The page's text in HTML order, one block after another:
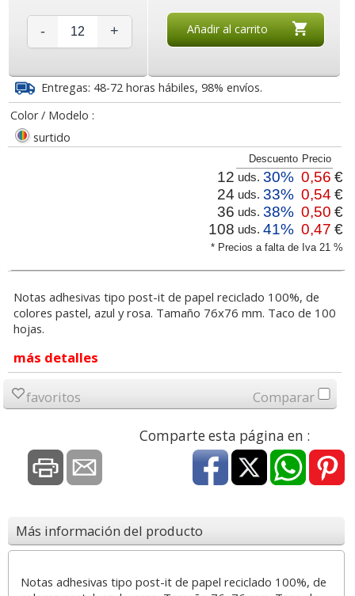
- + Añadir al carrito
Entregas: 48-72 horas hábiles, 98% envíos.
Color / Modelo :
surtido
* Precios a falta de Iva 21 %
Descuento Precio
12 uds. 30% 0,56 €
24 uds. 33% 0,54 €
36 uds. 38% 0,50 €
108 uds. 41% 0,47 €
Notas adhesivas tipo post-it de papel reciclado 100%, de
colores pastel, azul y rosa. Tamaño 76x76 mm. Taco de 100
hojas.
más detalles
favoritos Comparar
Comparte esta página en :
Más información del producto
Notas adhesivas tipo post-it de papel reciclado 100%, de